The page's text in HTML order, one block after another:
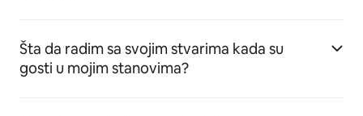
Šta da radim sa svojim stvarima kada su
gosti u mojim stanovima?